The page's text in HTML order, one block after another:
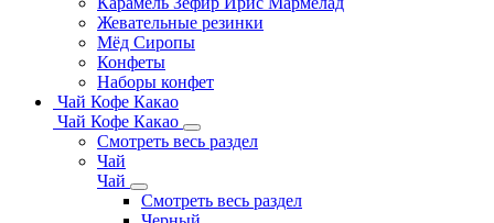
Жевательные резинки
Мёд Сиропы
Конфеты
Наборы конфет
Чай Кофе Какао
Чай Кофе Какао
Смотреть весь раздел
Чай
Чай
Смотреть весь раздел